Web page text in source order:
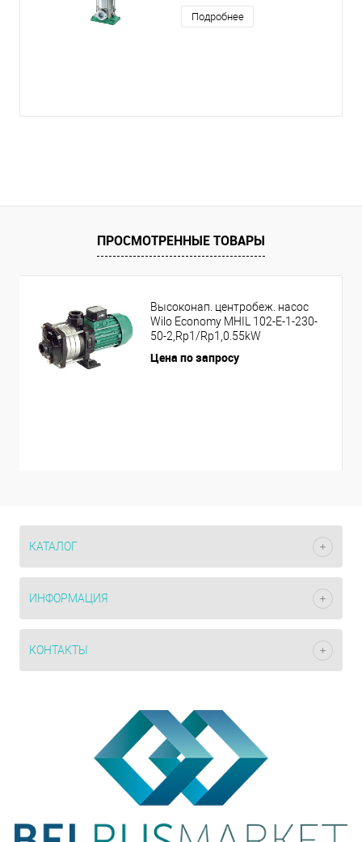
Подробнее
ПРОСМОТРЕННЫЕ ТОВАРЫ
Высоконап. центробеж. насос
Wilo Economy MHIL 102-E-1-230-
50-2,Rp1/Rp1,0.55kW
Цена по запросу
КАТАЛОГ
ИНФОРМАЦИЯ
КОНТАКТЫ